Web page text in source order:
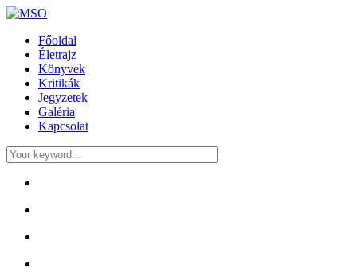
Főoldal
Életrajz
Könyvek
Kritikák
Jegyzetek
Galéria
Kapcsolat